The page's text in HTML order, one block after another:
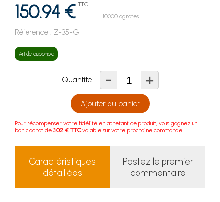
150.94 € TTC
10000 agrafes
Référence : Z-35-G
Article disponible
Quantité - +
Ajouter au panier
Pour récompenser votre fidélité en achetant ce produit, vous gagnez un
bon d'achat de 3.02 € TTC valable sur votre prochaine commande.
Caractéristiques
détaillées
Postez le premier
commentaire